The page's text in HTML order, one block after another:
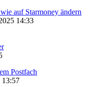
auf Starmoney ändern
14:33
Postfach
13:57